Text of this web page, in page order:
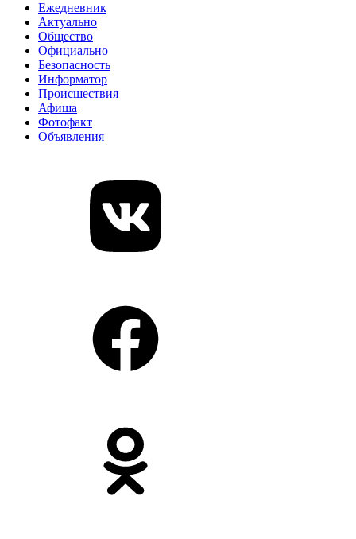
Ежедневник
Актуально
Общество
Официально
Безопасность
Информатор
Происшествия
Афиша
Фотофакт
Объявления